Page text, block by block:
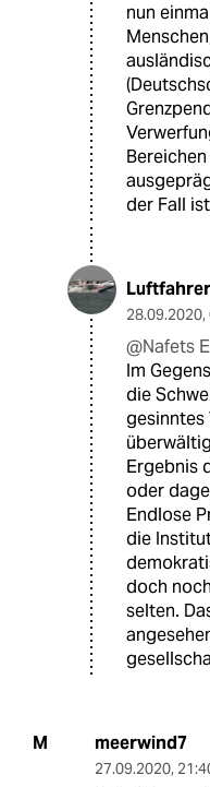
nun
der Fall
Luftfahrer
28.09.2020,
@Nafets
Im
die
gesinntes
Ergebnis
oder
Endlose
die
doch
selten.
M meerwind7
27.09.2020,